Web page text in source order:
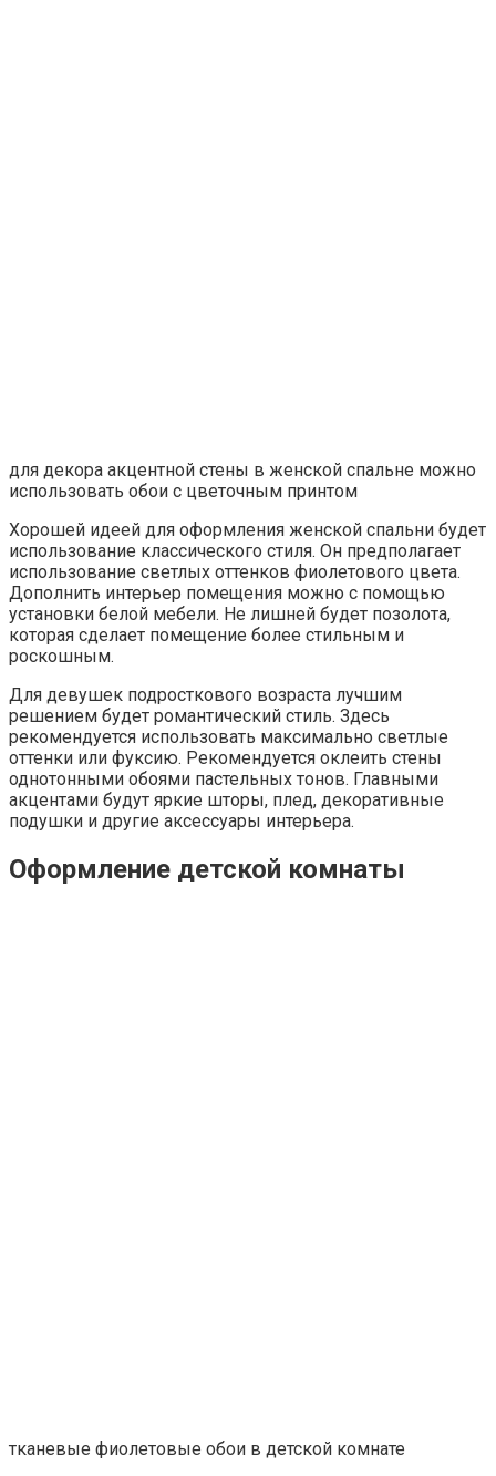
для декора акцентной стены в женской спальне можно
использовать обои с цветочным принтом
Хорошей идеей для оформления женской спальни будет
использование классического стиля. Он предполагает
использование светлых оттенков фиолетового цвета.
Дополнить интерьер помещения можно с помощью
установки белой мебели. Не лишней будет позолота,
которая сделает помещение более стильным и
роскошным.
Для девушек подросткового возраста лучшим
решением будет романтический стиль. Здесь
рекомендуется использовать максимально светлые
оттенки или фуксию. Рекомендуется оклеить стены
однотонными обоями пастельных тонов. Главными
акцентами будут яркие шторы, плед, декоративные
подушки и другие аксессуары интерьера.
Оформление детской комнаты
тканевые фиолетовые обои в детской комнате